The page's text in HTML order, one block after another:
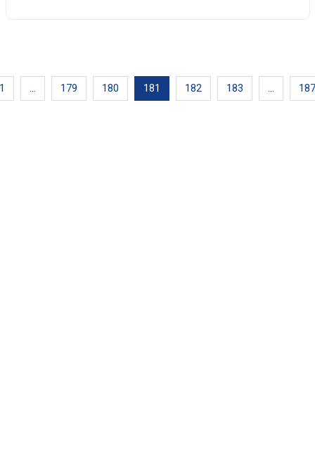
1 179 180 181 182 183 187